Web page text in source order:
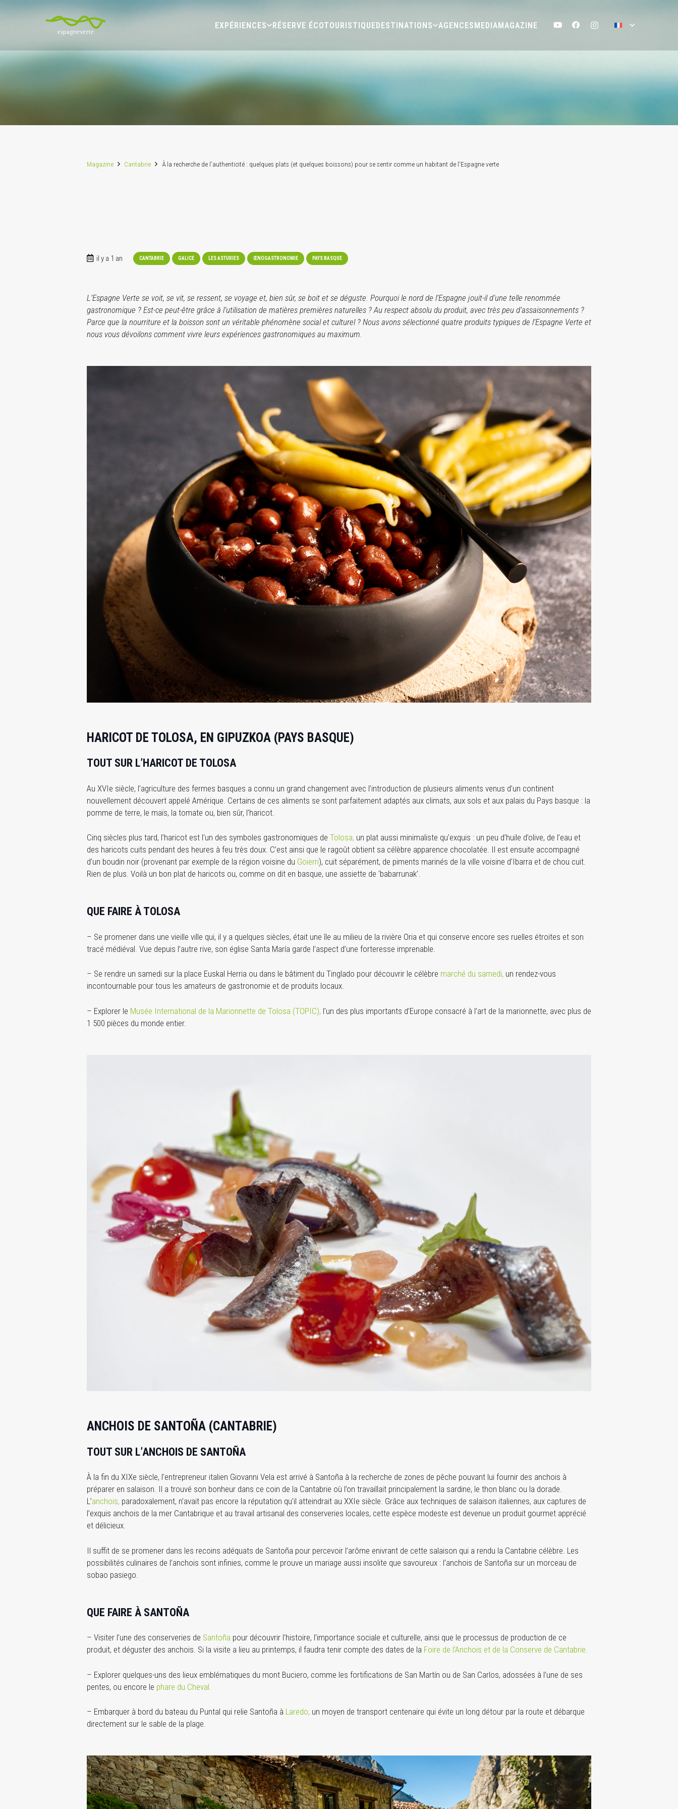
EXPÉRIENCES RÉSERVE ÉCOTOURISTIQUEDESTINATIONS AGENCESMEDIAMAGAZINE
Magazine Cantabrie À la recherche de l’authenticité : quelques plats (et quelques boissons) pour se sentir comme un habitant de l’Espagne verte
il y a 1 an CANTABRIE GALICE LES ASTURIES ŒNOGASTRONOMIE PAYS BASQUE
L’Espagne Verte se voit, se vit, se ressent, se voyage et, bien sûr, se boit et se déguste. Pourquoi le nord de l’Espagne jouit-il d’une telle renommée
gastronomique ? Est-ce peut-être grâce à l’utilisation de matières premières naturelles ? Au respect absolu du produit, avec très peu d’assaisonnements ?
Parce que la nourriture et la boisson sont un véritable phénomène social et culturel ? Nous avons sélectionné quatre produits typiques de l’Espagne Verte et
nous vous dévoilons comment vivre leurs expériences gastronomiques au maximum.
HARICOT DE TOLOSA, EN GIPUZKOA (PAYS BASQUE)
TOUT SUR L’HARICOT DE TOLOSA
Au XVIe siècle, l’agriculture des fermes basques a connu un grand changement avec l’introduction de plusieurs aliments venus d’un continent
nouvellement découvert appelé Amérique. Certains de ces aliments se sont parfaitement adaptés aux climats, aux sols et aux palais du Pays basque : la
pomme de terre, le maïs, la tomate ou, bien sûr, l’haricot.
Cinq siècles plus tard, l’haricot est l’un des symboles gastronomiques de Tolosa, un plat aussi minimaliste qu’exquis : un peu d’huile d’olive, de l’eau et
des haricots cuits pendant des heures à feu très doux. C’est ainsi que le ragoût obtient sa célèbre apparence chocolatée. Il est ensuite accompagné
d’un boudin noir (provenant par exemple de la région voisine du Goierri), cuit séparément, de piments marinés de la ville voisine d’Ibarra et de chou cuit.
Rien de plus. Voilà un bon plat de haricots ou, comme on dit en basque, une assiette de ‘babarrunak’.
QUE FAIRE À TOLOSA
– Se promener dans une vieille ville qui, il y a quelques siècles, était une île au milieu de la rivière Oria et qui conserve encore ses ruelles étroites et son
tracé médiéval. Vue depuis l’autre rive, son église Santa María garde l’aspect d’une forteresse imprenable.
– Se rendre un samedi sur la place Euskal Herria ou dans le bâtiment du Tinglado pour découvrir le célèbre marché du samedi, un rendez-vous
incontournable pour tous les amateurs de gastronomie et de produits locaux.
– Explorer le Musée International de la Marionnette de Tolosa (TOPIC), l’un des plus importants d’Europe consacré à l’art de la marionnette, avec plus de
1 500 pièces du monde entier.
ANCHOIS DE SANTOÑA (CANTABRIE)
TOUT SUR L’ANCHOIS DE SANTOÑA
À la fin du XIXe siècle, l’entrepreneur italien Giovanni Vela est arrivé à Santoña à la recherche de zones de pêche pouvant lui fournir des anchois à
préparer en salaison. Il a trouvé son bonheur dans ce coin de la Cantabrie où l’on travaillait principalement la sardine, le thon blanc ou la dorade.
L’anchois, paradoxalement, n’avait pas encore la réputation qu’il atteindrait au XXIe siècle. Grâce aux techniques de salaison italiennes, aux captures de
l’exquis anchois de la mer Cantabrique et au travail artisanal des conserveries locales, cette espèce modeste est devenue un produit gourmet apprécié
et délicieux.
Il suffit de se promener dans les recoins adéquats de Santoña pour percevoir l’arôme enivrant de cette salaison qui a rendu la Cantabrie célèbre. Les
possibilités culinaires de l’anchois sont infinies, comme le prouve un mariage aussi insolite que savoureux : l’anchois de Santoña sur un morceau de
sobao pasiego.
QUE FAIRE À SANTOÑA
– Visiter l’une des conserveries de Santoña pour découvrir l’histoire, l’importance sociale et culturelle, ainsi que le processus de production de ce
produit, et déguster des anchois. Si la visite a lieu au printemps, il faudra tenir compte des dates de la Foire de l’Anchois et de la Conserve de Cantabrie.
– Explorer quelques-uns des lieux emblématiques du mont Buciero, comme les fortifications de San Martín ou de San Carlos, adossées à l’une de ses
pentes, ou encore le phare du Cheval.
– Embarquer à bord du bateau du Puntal qui relie Santoña à Laredo, un moyen de transport centenaire qui évite un long détour par la route et débarque
directement sur le sable de la plage.